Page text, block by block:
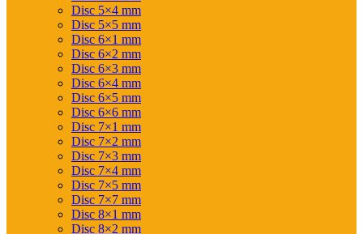
Disc 5×4 mm
Disc 5×5 mm
Disc 6×1 mm
Disc 6×2 mm
Disc 6×3 mm
Disc 6×4 mm
Disc 6×5 mm
Disc 6×6 mm
Disc 7×1 mm
Disc 7×2 mm
Disc 7×3 mm
Disc 7×4 mm
Disc 7×5 mm
Disc 7×7 mm
Disc 8×1 mm
Disc 8×2 mm